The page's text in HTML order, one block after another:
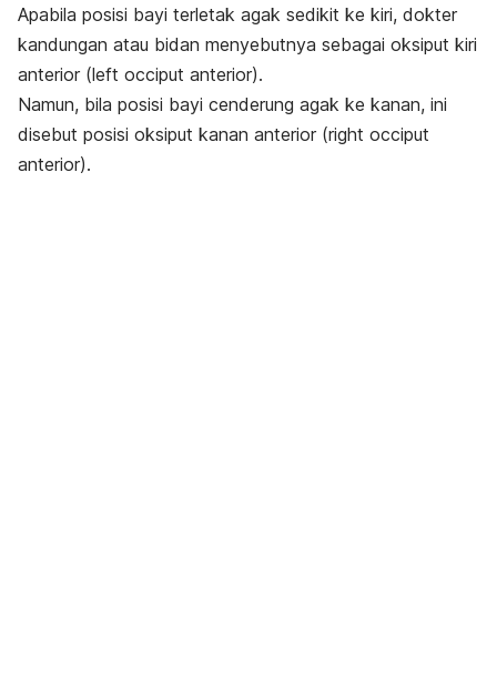
Apabila posisi bayi terletak agak sedikit ke kiri, dokter
kandungan atau bidan menyebutnya sebagai oksiput kiri
anterior (left occiput anterior).
Namun, bila posisi bayi cenderung agak ke kanan, ini
disebut posisi oksiput kanan anterior (right occiput
anterior).